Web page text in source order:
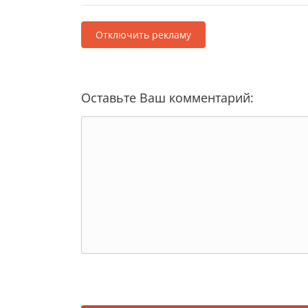
Отключить рекламу
Оставьте Ваш комментарий: